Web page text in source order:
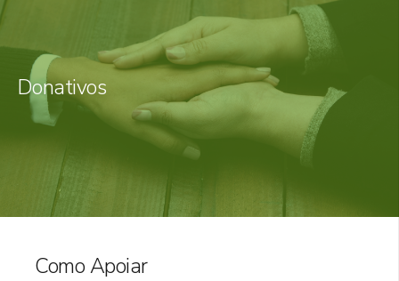
Donativos
Como Apoiar